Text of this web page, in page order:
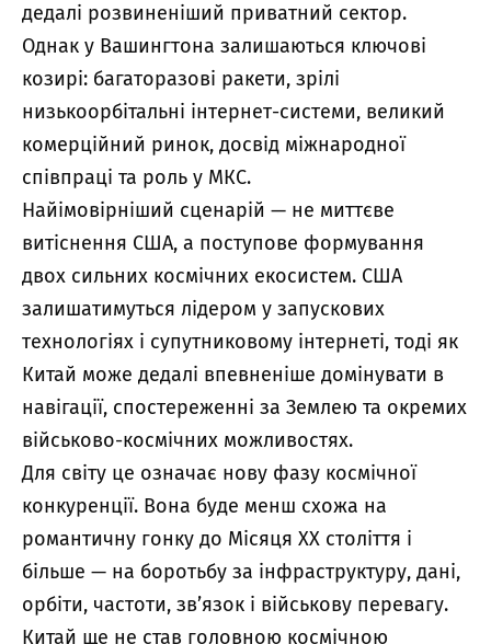
дедалі розвиненіший приватний сектор.
Однак у Вашингтона залишаються ключові
козирі: багаторазові ракети, зрілі
низькоорбітальні інтернет-системи, великий
комерційний ринок, досвід міжнародної
співпраці та роль у МКС.
Найімовірніший сценарій — не миттєве
витіснення США, а поступове формування
двох сильних космічних екосистем. США
залишатимуться лідером у запускових
технологіях і супутниковому інтернеті, тоді як
Китай може дедалі впевненіше домінувати в
навігації, спостереженні за Землею та окремих
військово-космічних можливостях.
Для світу це означає нову фазу космічної
конкуренції. Вона буде менш схожа на
романтичну гонку до Місяця XX століття і
більше — на боротьбу за інфраструктуру, дані,
орбіти, частоти, зв’язок і військову перевагу.
Китай ще не став головною космічною